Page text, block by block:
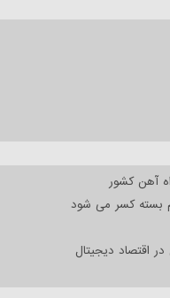
آهن کشور
بسته کسر می شود
اقتصاد دیجیتال